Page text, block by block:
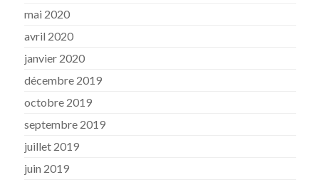
mai 2020
avril 2020
janvier 2020
décembre 2019
octobre 2019
septembre 2019
juillet 2019
juin 2019